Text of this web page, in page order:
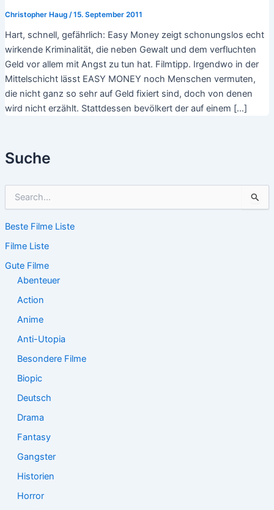
Suche
h
n
n
Beste Filme Liste
Filme Liste
Gute Filme
Abenteuer
Action
Anime
Anti-Utopia
Besondere Filme
Biopic
Deutsch
Drama
Fantasy
Gangster
Historien
Horror
Christopher Haug /15. September 2011
Hart, schnell, gefährlich: Easy Money zeigt schonungslos echt
wirkende Kriminalität, die neben Gewalt und dem verfluchten
Geld vor allem mit Angst zu tun hat. Filmtipp. Irgendwo in der
Mittelschicht lässt EASY MONEY noch Menschen vermuten,
die nicht ganz so sehr auf Geld fixiert sind, doch von denen
wird nicht erzählt. Stattdessen bevölkert der auf einem […]